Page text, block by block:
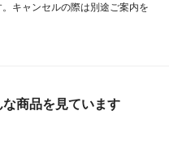
キャンセルの際は別途ご案内を
商品を見ています